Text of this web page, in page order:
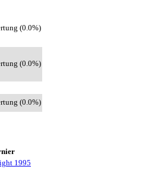
(0.0%)
(0.0%)
(0.0%)
1995